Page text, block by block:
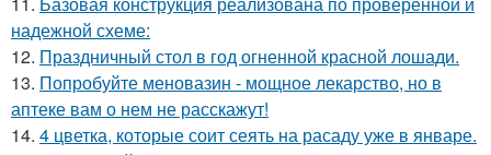
надежной схеме:
12. Праздничный стол в год огненной красной лошади.
13. Попробуйте меновазин - мощное лекарство, но в
аптеке вам о нем не расскажут!
14. 4 цветка, которые соит сеять на расаду уже в январе.